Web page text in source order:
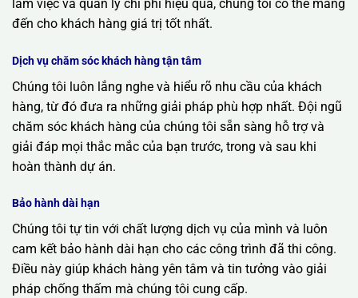
làm việc và quản lý chi phí hiệu quả, chúng tôi có thể mang
đến cho khách hàng giá trị tốt nhất.
Dịch vụ chăm sóc khách hàng tận tâm
Chúng tôi luôn lắng nghe và hiểu rõ nhu cầu của khách
hàng, từ đó đưa ra những giải pháp phù hợp nhất. Đội ngũ
chăm sóc khách hàng của chúng tôi sẵn sàng hỗ trợ và
giải đáp mọi thắc mắc của bạn trước, trong và sau khi
hoàn thành dự án.
Bảo hành dài hạn
Chúng tôi tự tin với chất lượng dịch vụ của mình và luôn
cam kết bảo hành dài hạn cho các công trình đã thi công.
Điều này giúp khách hàng yên tâm và tin tưởng vào giải
pháp chống thấm mà chúng tôi cung cấp.